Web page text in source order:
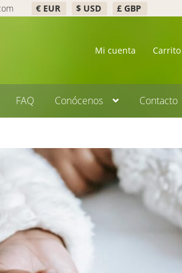
€ EUR $ USD £ GBP
Mi cuenta Carrito
FAQ Conócenos Contacto